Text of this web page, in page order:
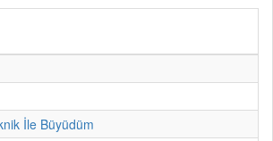
İle Büyüdüm